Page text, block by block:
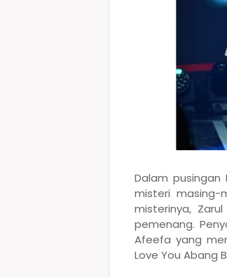
Dalam pusingan
misteri masing-
misterinya,
pemenang.
Afeefa yang
Love You Abang